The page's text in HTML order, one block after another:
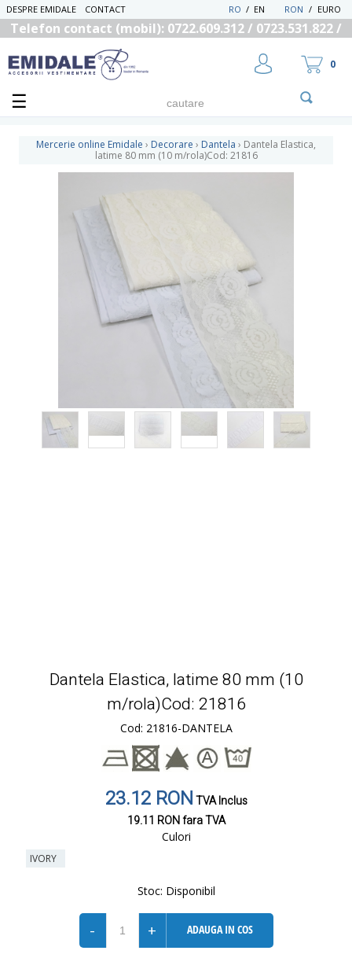
DESPRE EMIDALE CONTACT RON / EURO
EN
/
RO
Telefon contact (mobil): 0722.609.312 / 0723.531.822 /
0
Mercerie online Emidale › Decorare › Dantela › Dantela Elastica,
latime 80 mm (10 m/rola)Cod: 21816
Dantela Elastica, latime 80 mm (10
m/rola)Cod: 21816
Cod: 21816-DANTELA
23.12 RONTVA Inclus
19.11 RONfara TVA
Culori
IVORY
Stoc: Disponibil
- + ADAUGA IN COS